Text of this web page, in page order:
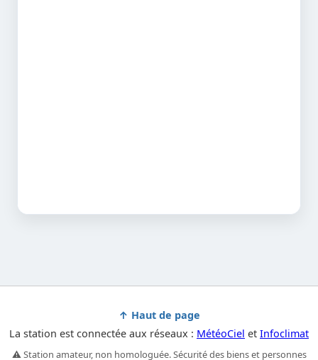
↑ Haut de page
La station est connectée aux réseaux : MétéoCiel et Infoclimat
⚠️ Station amateur, non homologuée. Sécurité des biens et personnes